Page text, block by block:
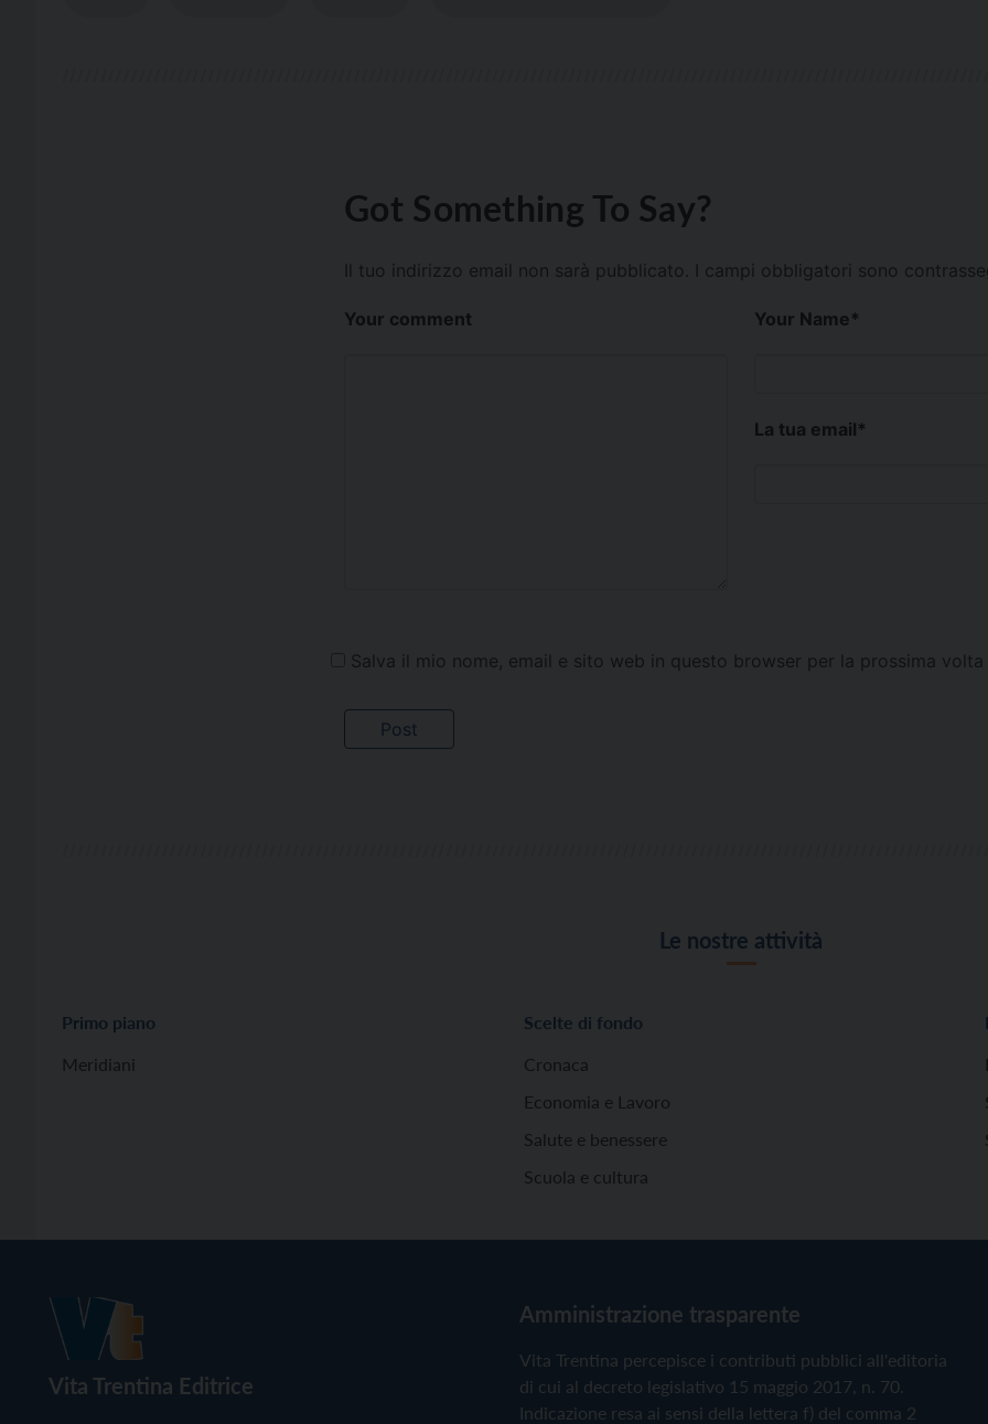
Got Something To Say?
Il tuo indirizzo email non sarà pubblicato. I campi obbligatori sono
Your comment Your Name*
La tua email*
Salva il mio nome, email e sito web in questo browser per la prossima
Le nostre attività
Primo piano
Meridiani
Scelte di fondo
Cronaca
Economia e Lavoro
Salute e benessere
Scuola e cultura
Vita Trentina Editrice
Amministrazione trasparente
Vita Trentina percepisce i contributi pubblici all'editoria
di cui al decreto legislativo 15 maggio 2017, n. 70.
Indicazione resa ai sensi della lettera f) del comma 2